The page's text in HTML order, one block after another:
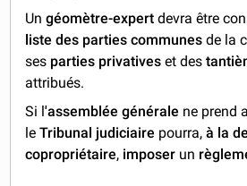
Ungéomètre-expert devra être
liste des parties communes de la
ses parties privativeset des
attribués.
Si l'assemblée générale ne prend
leTribunal judiciaire pourra, à la
copropriétaire, imposer un